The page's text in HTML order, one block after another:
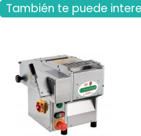
También te puede